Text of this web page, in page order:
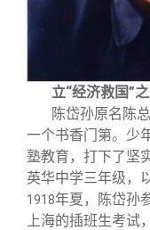
立“经济救国”
陈岱孙原名陈总
一个书香门第。少
塾教育，打下了坚
英华中学三年级，
1918年夏，陈岱孙
上海的插班生考试